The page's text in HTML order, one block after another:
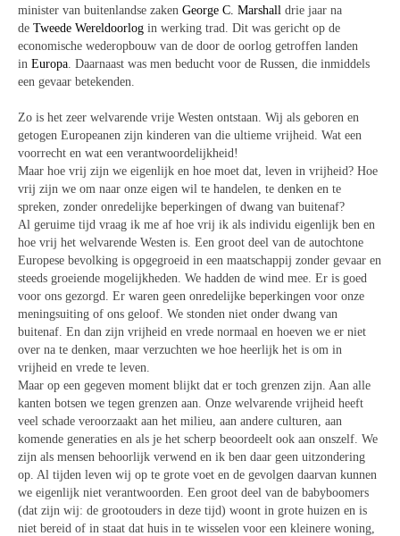
minister van buitenlandse zaken George C. Marshall drie jaar na
de Tweede Wereldoorlog in werking trad. Dit was gericht op de
economische wederopbouw van de door de oorlog getroffen landen
in Europa. Daarnaast was men beducht voor de Russen, die inmiddels
een gevaar betekenden.
Zo is het zeer welvarende vrije Westen ontstaan. Wij als geboren en
getogen Europeanen zijn kinderen van die ultieme vrijheid. Wat een
voorrecht en wat een verantwoordelijkheid!
Maar hoe vrij zijn we eigenlijk en hoe moet dat, leven in vrijheid? Hoe
vrij zijn we om naar onze eigen wil te handelen, te denken en te
spreken, zonder onredelijke beperkingen of dwang van buitenaf?
Al geruime tijd vraag ik me af hoe vrij ik als individu eigenlijk ben en
hoe vrij het welvarende Westen is. Een groot deel van de autochtone
Europese bevolking is opgegroeid in een maatschappij zonder gevaar en
steeds groeiende mogelijkheden. We hadden de wind mee. Er is goed
voor ons gezorgd. Er waren geen onredelijke beperkingen voor onze
meningsuiting of ons geloof. We stonden niet onder dwang van
buitenaf. En dan zijn vrijheid en vrede normaal en hoeven we er niet
over na te denken, maar verzuchten we hoe heerlijk het is om in
vrijheid en vrede te leven.
Maar op een gegeven moment blijkt dat er toch grenzen zijn. Aan alle
kanten botsen we tegen grenzen aan. Onze welvarende vrijheid heeft
veel schade veroorzaakt aan het milieu, aan andere culturen, aan
komende generaties en als je het scherp beoordeelt ook aan onszelf. We
zijn als mensen behoorlijk verwend en ik ben daar geen uitzondering
op. Al tijden leven wij op te grote voet en de gevolgen daarvan kunnen
we eigenlijk niet verantwoorden. Een groot deel van de babyboomers
(dat zijn wij: de grootouders in deze tijd) woont in grote huizen en is
niet bereid of in staat dat huis in te wisselen voor een kleinere woning,